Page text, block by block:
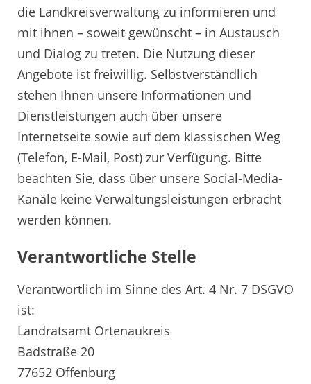
die Landkreisverwaltung zu informieren und
mit ihnen – soweit gewünscht – in Austausch
und Dialog zu treten. Die Nutzung dieser
Angebote ist freiwillig. Selbstverständlich
stehen Ihnen unsere Informationen und
Dienstleistungen auch über unsere
Internetseite sowie auf dem klassischen Weg
(Telefon, E-Mail, Post) zur Verfügung. Bitte
beachten Sie, dass über unsere Social-Media-
Kanäle keine Verwaltungsleistungen erbracht
werden können.
Verantwortliche Stelle
Verantwortlich im Sinne des Art. 4 Nr. 7 DSGVO
ist:
Landratsamt Ortenaukreis
Badstraße 20
77652 Offenburg